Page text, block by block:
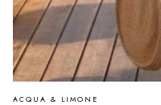
PRODUCENT
ACQUA & LIMONE